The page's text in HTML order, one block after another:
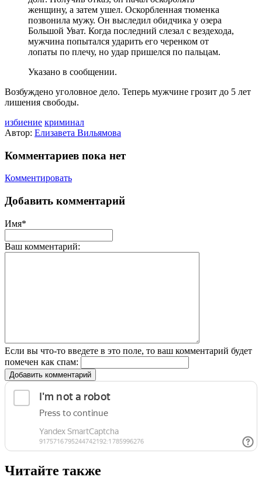
женщину, а затем ушел. Оскорбленная тюменка
позвонила мужу. Он выследил обидчика у озера
Большой Уват. Когда последний слезал с вездехода,
мужчина попытался ударить его черенком от
лопаты по плечу, но удар пришелся по пальцам.
Указано в сообщении.
Возбуждено уголовное дело. Теперь мужчине грозит до 5 лет
лишения свободы.
избиение криминал
Автор: Елизавета Вильямова
Комментариев пока нет
Комментировать
Добавить комментарий
Имя*
Ваш комментарий:
Если вы что-то введете в это поле, то ваш комментарий будет
помечен как спам:
Добавить комментарий
Читайте также